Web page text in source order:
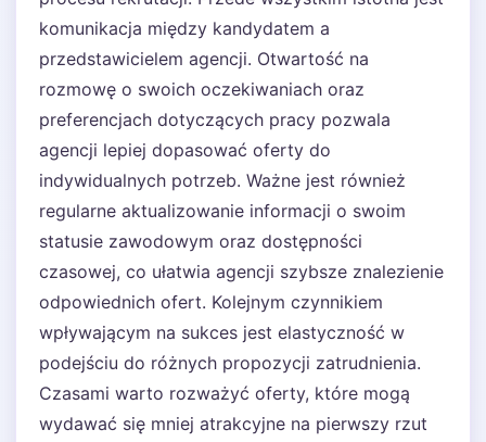
komunikacja między kandydatem a
przedstawicielem agencji. Otwartość na
rozmowę o swoich oczekiwaniach oraz
preferencjach dotyczących pracy pozwala
agencji lepiej dopasować oferty do
indywidualnych potrzeb. Ważne jest również
regularne aktualizowanie informacji o swoim
statusie zawodowym oraz dostępności
czasowej, co ułatwia agencji szybsze znalezienie
odpowiednich ofert. Kolejnym czynnikiem
wpływającym na sukces jest elastyczność w
podejściu do różnych propozycji zatrudnienia.
Czasami warto rozważyć oferty, które mogą
wydawać się mniej atrakcyjne na pierwszy rzut